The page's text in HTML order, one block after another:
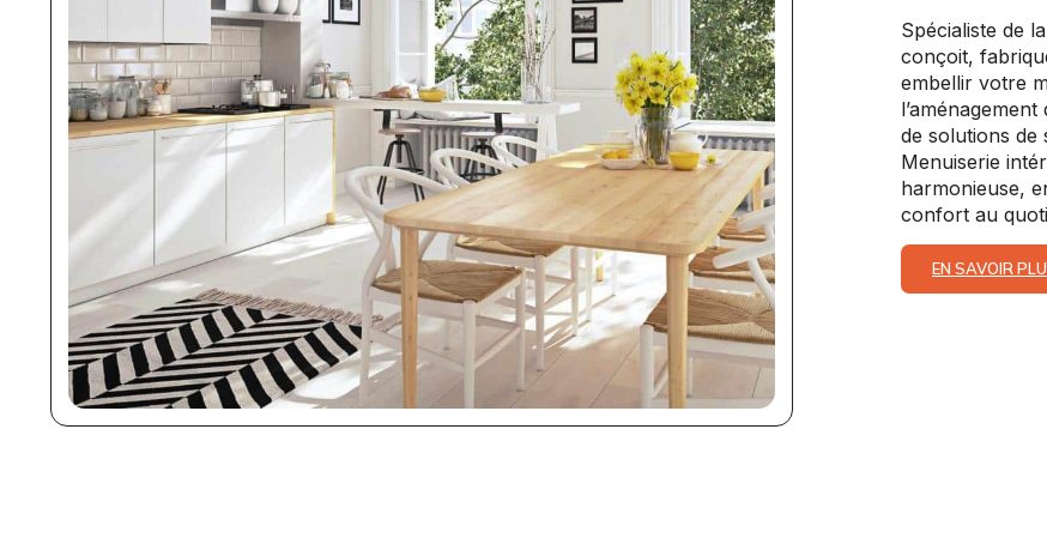
Spécialiste de
conçoit,
embellir votre
de solutions de
Menuiserie
harmonieuse,
confort au
EN SAVOIR